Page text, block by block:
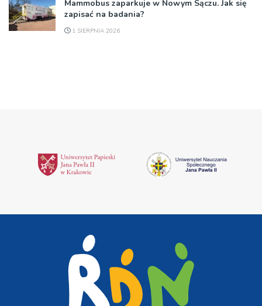
Mammobus zaparkuje w Nowym Sączu. Jak się
zapisać na badania?
1 SIERPNIA 2026